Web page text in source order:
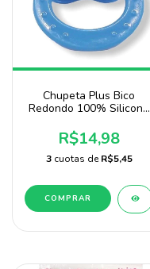
Chupeta Plus Bico
Redondo 100% Silicone
R$14,98
3 cuotas deR$5,45
COMPRAR